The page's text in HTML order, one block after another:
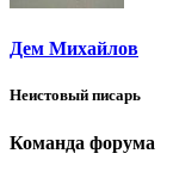
Дем Михайлов
Неистовый писарь
Команда форума